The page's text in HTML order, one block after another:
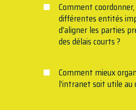
Comment
différentes entités
d’aligner les parties
des délais courts ?
Comment mieux
l’intranet soit utile au